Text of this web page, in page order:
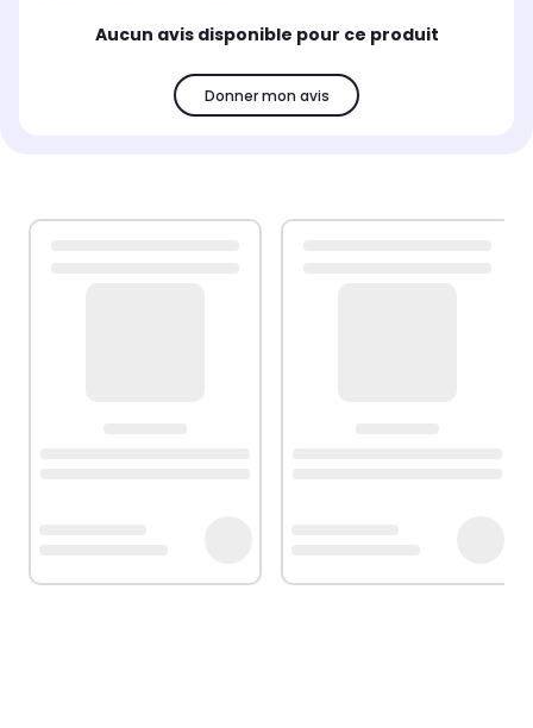
Aucun avis disponible pour ce produit
Donner mon avis